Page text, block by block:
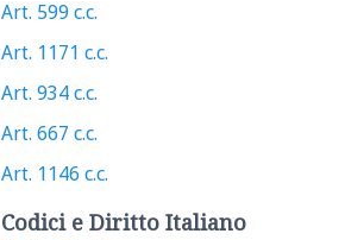
Art. 599 c.c.
Art. 1171 c.c.
Art. 934 c.c.
Art. 667 c.c.
Art. 1146 c.c.
Codici e Diritto Italiano